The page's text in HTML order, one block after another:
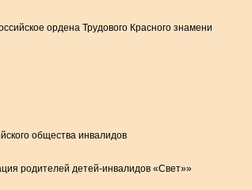
ордена Трудового Красного знамени
общества инвалидов
родителей детей-инвалидов «Свет»»